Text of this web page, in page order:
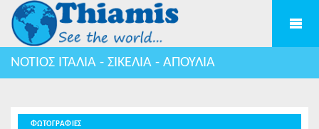
ΝΟΤΙΟΣ ΙΤΑΛΙΑ - ΣΙΚΕΛΙΑ - ΑΠΟΥΛΙΑ
ΦΩΤΟΓΡΑΦΙΕΣ